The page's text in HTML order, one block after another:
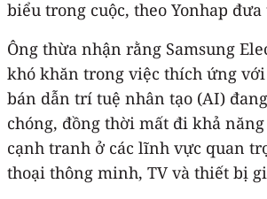
biểu trong cuộc, theo Yonhap
Ông thừa nhận rằng Samsung
khó khăn trong việc thích ứng
bán dẫn trí tuệ nhân tạo (AI)
chóng, đồng thời mất đi khả
cạnh tranh ở các lĩnh vực quan
thoại thông minh, TV và thiết bị